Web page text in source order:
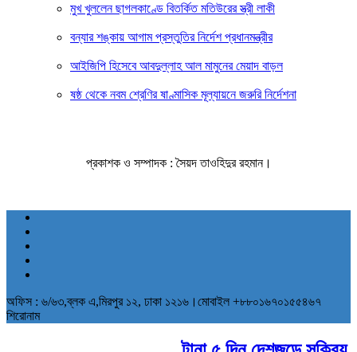
মুখ খুললেন ছাগলকাণ্ডে বিতর্কিত মতিউরের স্ত্রী লাকী
বন্যার শঙ্কায় আগাম প্রস্তুতির নির্দেশ প্রধানমন্ত্রীর
আইজিপি হিসেবে আবদুল্লাহ আল মামুনের মেয়াদ বাড়ল
ষষ্ঠ থেকে নবম শ্রেণির ষাণ্মাসিক মূল্যায়নে জরুরি নির্দেশনা
প্রকাশক ও সম্পাদক : সৈয়দ তাওহিদুর রহমান।
অফিস : ৬/৬৩,ব্লক এ,মিরপুর ১২, ঢাকা ১২১৬।মোবাইল +৮৮০১৬৭০১৫৫৪৬৭
শিরোনাম